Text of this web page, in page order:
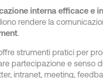
interna efficace e
rendere la
.
strumenti pratici per
partecipazione e senso
intranet, meeting,